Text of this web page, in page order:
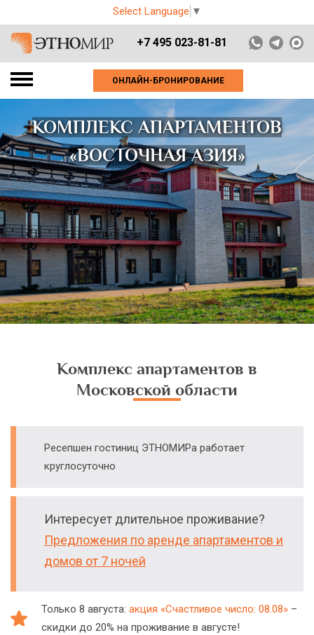
Select Language ▼
+7 495 023-81-81
ОНЛАЙН-БРОНИРОВАНИЕ
КОМПЛЕКС АПАРТАМЕНТОВ
«ВОСТОЧНАЯ АЗИЯ»
Комплекс апартаментов в
Московской области
Ресепшен гостиниц ЭТНОМИРа работает
круглосуточно
Интересует длительное проживание?
Предложения по аренде апартаментов и
домов от 7 ночей
Только 8 августа: акция «Счастливое число: 08.08» –
скидки до 20% на проживание в августе!